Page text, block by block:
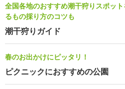
全国各地のおすすめ潮干狩りスポッ
るもの採り方のコツも
潮干狩りガイド
春のお出かけにピッタリ！
ピクニックにおすすめの公園